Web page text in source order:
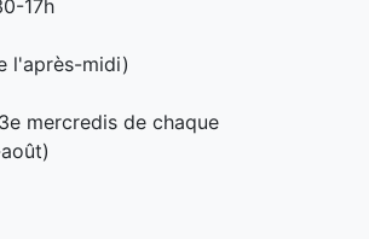
17h
l'après-midi)
mercredis de chaque